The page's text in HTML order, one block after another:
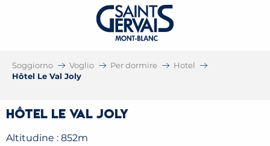
Soggiorno Voglio Per dormire
Hotel
Hôtel Le Val Joly
Hôtel Le Val Joly
Altitudine : 852m